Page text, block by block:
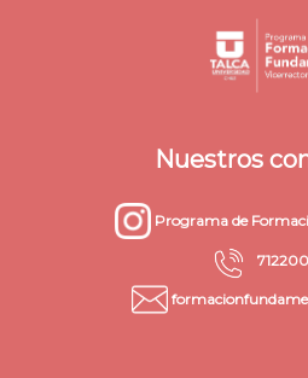
Nuestros
Programa de